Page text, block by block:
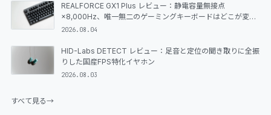
REALFORCE GX1 Plus レビュー：静電容量無接点
×8,000Hz、唯一無二のゲーミングキーボードはどこが変わ
ったのか
2026.08.04
HID-Labs DETECT レビュー：足音と定位の聞き取りに全振
りした国産FPS特化イヤホン
2026.08.03
すべて見る→